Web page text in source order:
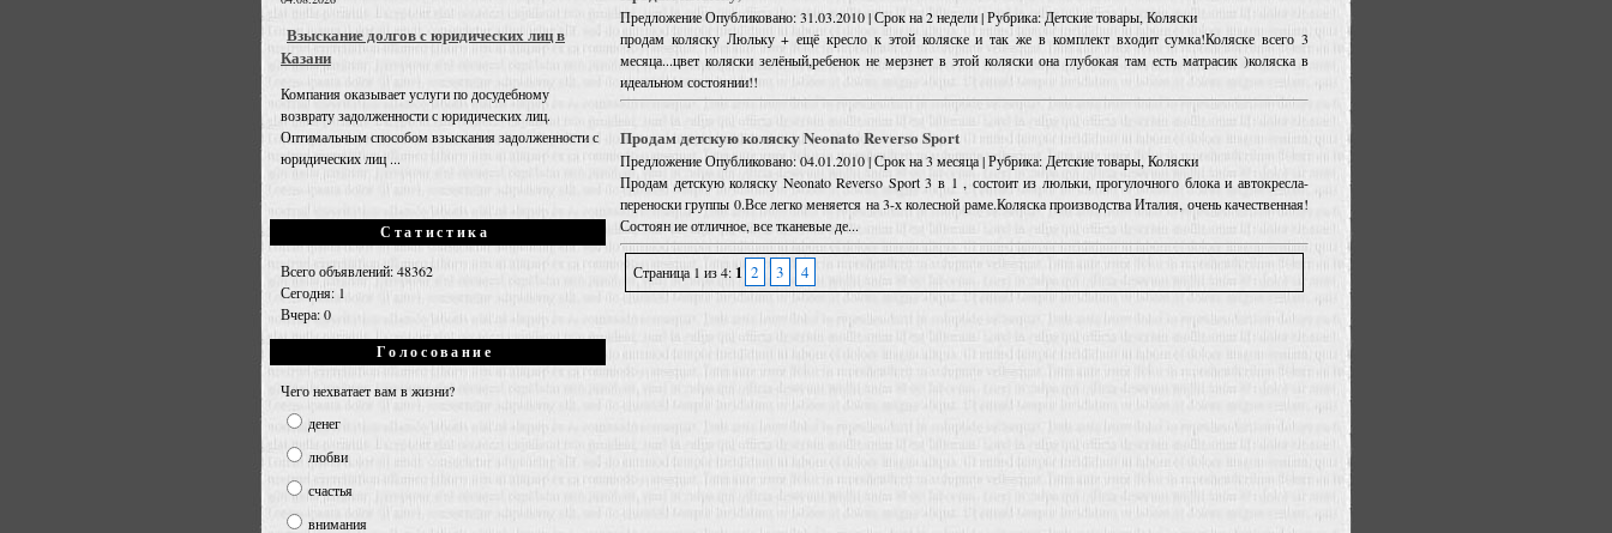
Взыскание долгов с юридических лиц в
Казани
Компания оказывает услуги по досудебному
возврату задолженности с юридических лиц.
Оптимальным способом взыскания задолженности с
юридических лиц ...
Статистика
Всего объявлений: 48362
Сегодня: 1
Вчера: 0
Голосование
Чего нехватает вам в жизни?
денег
любви
счастья
внимания
ПредложениеОпубликовано: 31.03.2010 | Срок на 2 недели | Рубрика: Детские товары, Коляски
продам коляску Люльку + ещё кресло к этой коляске и так же в комплект входит сумка!Коляске всего 3
месяца...цвет коляски зелёный,ребенок не мерзнет в этой коляски она глубокая там есть матрасик )коляска в
идеальном состоянии!!
Продам детскую коляску Neonato Reverso Sport
ПредложениеОпубликовано: 04.01.2010 | Срок на 3 месяца | Рубрика: Детские товары, Коляски
Продам детскую коляску Neonato Reverso Sport 3 в 1 , состоит из люльки, прогулочного блока и автокресла-
переноски группы 0.Все легко меняется на 3-х колесной раме.Коляска производства Италия, очень качественная!
Состоян ие отличное, все тканевые де...
Страница 1 из 4: 1 2 3 4